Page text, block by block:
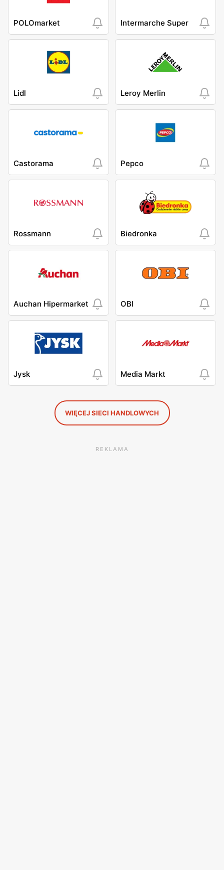
POLOmarket Intermarche Super
Lidl Leroy Merlin
Castorama Pepco
Rossmann Biedronka
Auchan Hipermarket OBI
Jysk Media Markt
WIĘCEJ SIECI HANDLOWYCH
REKLAMA